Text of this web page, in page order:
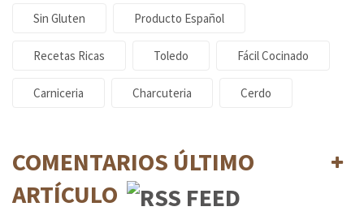
Sin Gluten Producto Español
Recetas Ricas Toledo Fácil Cocinado
Carniceria Charcuteria Cerdo
COMENTARIOS ÚLTIMO
ARTÍCULO